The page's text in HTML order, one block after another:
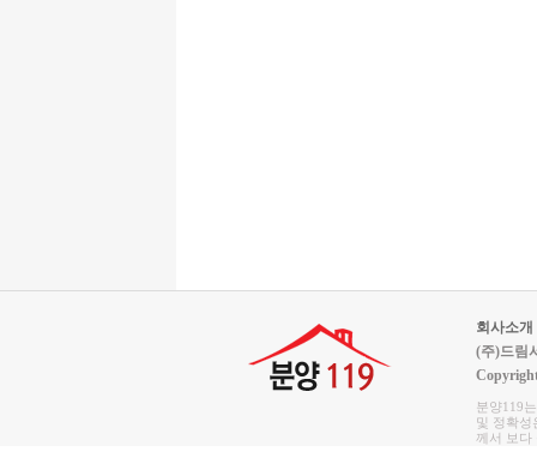
회사소개
(주)드림
분양119
및 정확성
께서 보다